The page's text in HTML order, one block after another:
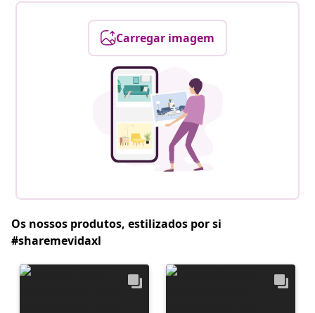
Carregar imagem
Os nossos produtos, estilizados por si
#sharemevidaxl